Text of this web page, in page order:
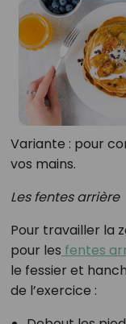
Variante : pour
vos mains.
Les fentes arrière
Pour travailler la
pour les fentes
le fessier et
de l’exercice :